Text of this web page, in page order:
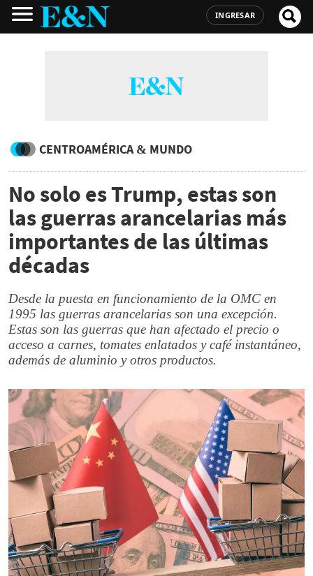
INGRESAR
CENTROAMÉRICA & MUNDO
No solo es Trump, estas son
las guerras arancelarias más
importantes de las últimas
décadas
Desde la puesta en funcionamiento de la OMC en
1995 las guerras arancelarias son una excepción.
Estas son las guerras que han afectado el precio o
acceso a carnes, tomates enlatados y café instantáneo,
además de aluminio y otros productos.